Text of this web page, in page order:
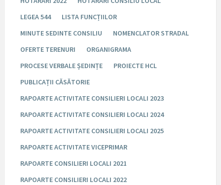
LEGEA 544
LISTA FUNCȚIILOR
MINUTE SEDINTE CONSILIU
NOMENCLATOR STRADAL
OFERTE TERENURI
ORGANIGRAMA
PROCESE VERBALE ȘEDINȚE
PROIECTE HCL
PUBLICAȚII CĂSĂTORIE
RAPOARTE ACTIVITATE CONSILIERI LOCALI 2023
RAPOARTE ACTIVITATE CONSILIERI LOCALI 2024
RAPOARTE ACTIVITATE CONSILIERI LOCALI 2025
RAPOARTE ACTIVITATE VICEPRIMAR
RAPOARTE CONSILIERI LOCALI 2021
RAPOARTE CONSILIERI LOCALI 2022